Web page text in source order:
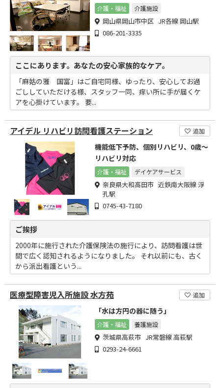
を・・・
介護・福祉 介護施設
岡山県岡山市中区 JR各線 岡山駅
086-201-3335
ここにあります。あなたの安心家族的なケア。
「麻姑の雅 国富」はご自宅同様、ゆったり、安心してお過
ごししていただける様、スタッフ一同、痒い所に手が届くケ
アを心掛けています。 要...
アイデル リハビリ訪問看護ステーション 追加
機能低下予防、個別リハビリ、0歳～
リハビリ対応
介護・福祉 デイケアサービス
奈良県大和高田市 近鉄南大阪線 浮
孔駅
0745-43-7180
ご挨拶
2000年に施行された介護保険法の施行により、訪問看護は世
間で広く認知されるようになりました。 それ以前にも、古く
から派出看護という...
医療型障害児入所施設 水方苑 追加
「水は方円の器に随う」
介護・福祉 養護施設
茨城県高萩市 JR常磐線 高萩駅
0293-24-6661